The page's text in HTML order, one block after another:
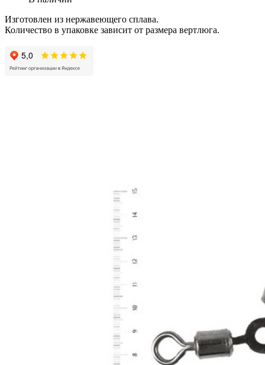
Изготовлен из нержавеющего сплава.
Количество в упаковке зависит от размера вертлюга.